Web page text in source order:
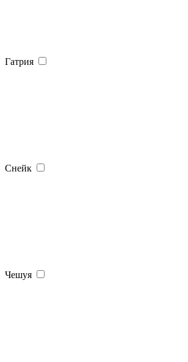
Гатрия
Снейк
Чешуя